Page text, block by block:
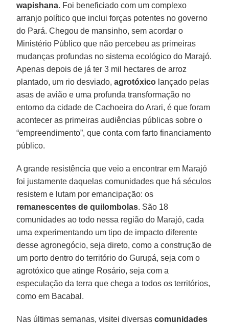
wapishana. Foi beneficiado com um complexo
arranjo político que inclui forças potentes no governo
do Pará. Chegou de mansinho, sem acordar o
Ministério Público que não percebeu as primeiras
mudanças profundas no sistema ecológico do Marajó.
Apenas depois de já ter 3 mil hectares de arroz
plantado, um rio desviado,agrotóxico lançado pelas
asas de avião e uma profunda transformação no
entorno da cidade de Cachoeira do Arari, é que foram
acontecer as primeiras audiências públicas sobre o
“empreendimento”, que conta com farto financiamento
público.
A grande resistência que veio a encontrar em Marajó
foi justamente daquelas comunidades que há séculos
resistem e lutam por emancipação: os
remanescentes de quilombolas. São 18
comunidades ao todo nessa região do Marajó, cada
uma experimentando um tipo de impacto diferente
desse agronegócio, seja direto, como a construção de
um porto dentro do território do Gurupá, seja com o
agrotóxico que atinge Rosário, seja com a
especulação da terra que chega a todos os territórios,
como em Bacabal.
Nas últimas semanas, visitei diversascomunidades